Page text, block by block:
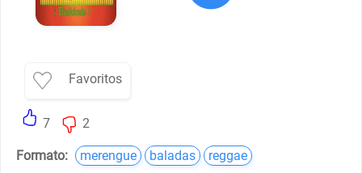
Favoritos
7 2
Formato: merengue baladas reggae